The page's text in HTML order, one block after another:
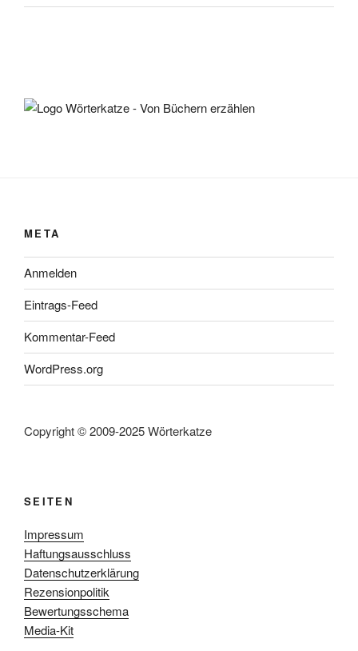
META
Anmelden
Eintrags-Feed
Kommentar-Feed
WordPress.org
Copyright © 2009-2025 Wörterkatze
SEITEN
Impressum
Haftungsausschluss
Datenschutzerklärung
Rezensionpolitik
Bewertungsschema
Media-Kit